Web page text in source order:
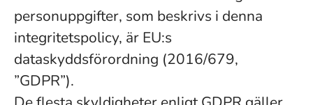
personuppgifter, som beskrivs i denna
integritetspolicy, är EU:s
dataskyddsförordning (2016/679,
”GDPR”).